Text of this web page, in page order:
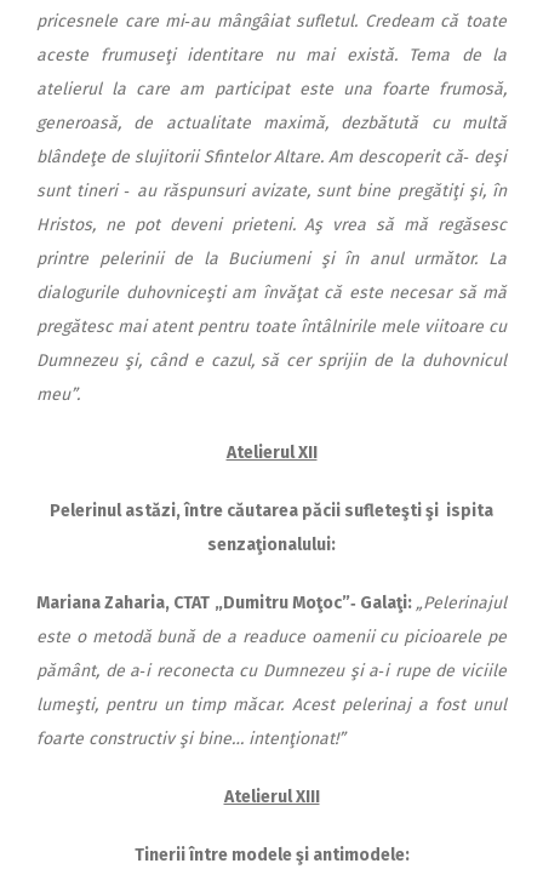
pricesnele care mi‑au mângâiat sufletul. Credeam că toate
aceste frumuseţi identitare nu mai există. Tema de la
atelierul la care am participat este una foarte frumosă,
generoasă, de actualitate maxi­mă, dezbătută cu multă
blândeţe de slujitorii Sfintelor Altare. Am desco­perit că‑ deşi
sunt tineri ‑ au răs­pun­suri avizate, sunt bine pregătiţi şi, în
Hristos, ne pot deveni prieteni. Aş vrea să mă regăsesc
printre pelerinii de la Buciumeni şi în anul următor. La
dialogurile duhovniceşti am învăţat că este necesar să mă
pregătesc mai atent pentru toate întâlnirile mele viitoare cu
Dumnezeu şi, când e cazul, să cer sprijin de la duhovnicul
meu”.
Atelierul XII
Pelerinul astăzi, între căutarea păcii sufleteşti şi ispita
senzaţionalului:
Mariana Zaharia, CTAT „Du­mitru Moţoc”‑ Galaţi: „Pelerinajul
este o metodă bună de a readuce oamenii cu picioarele pe
pământ, de a‑i reconecta cu Dumnezeu şi a‑i rupe de viciile
lumeşti, pentru un timp măcar. Acest pelerinaj a fost unul
foarte constructiv şi bine… intenţionat!”
Atelierul XIII
Tinerii între modele şi antimodele: